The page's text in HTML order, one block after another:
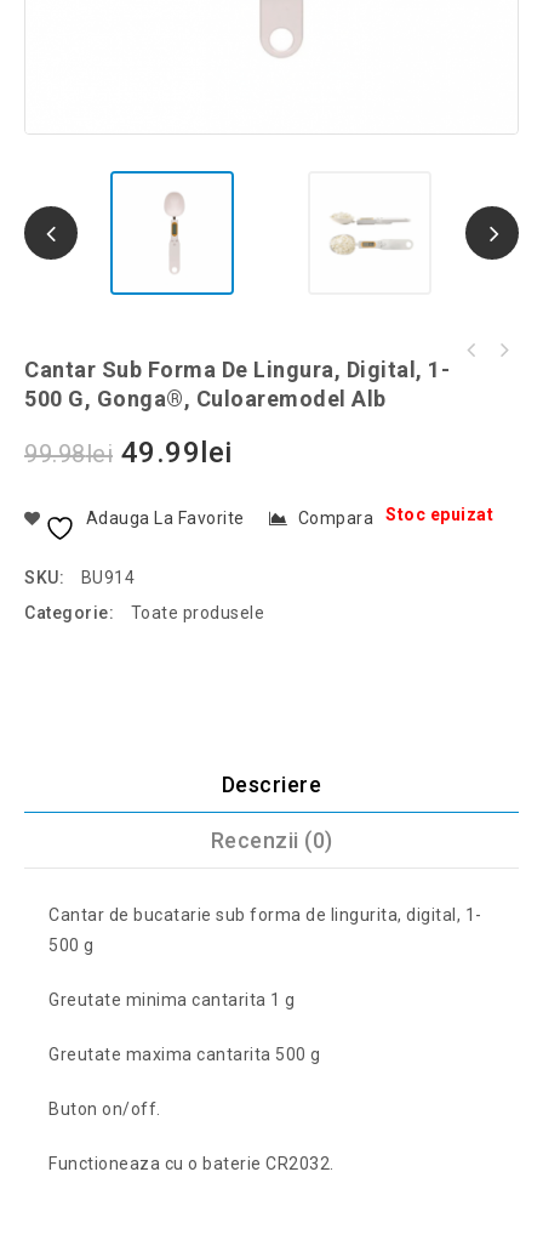
Cantar Sub Forma De Lingura, Digital, 1-
500 G, Gonga®, Culoaremodel Alb
99.98lei 49.99 lei
Stoc epuizat
Adauga La Favorite Compara
SKU:
BU914
Categorie:
Toate produsele
Descriere
Recenzii (0)
Cantar de bucatarie sub forma de lingurita, digital, 1-
500 g
Greutate minima cantarita 1 g
Greutate maxima cantarita 500 g
Buton on/off.
Functioneaza cu o baterie CR2032.